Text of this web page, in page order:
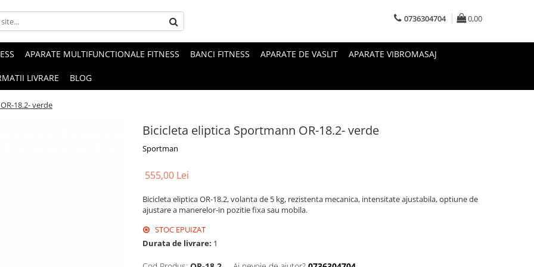
0736304704 0,00
APARATE MULTIFUNCTIONALE FITNESS BANCI FITNESS APARATE DE VASLIT APARATE VIBROMASAJ
LIVRARE BLOG
18.2- verde
Bicicleta eliptica Sportmann OR-18.2- verde
Sportman
555,00 Lei
Bicicleta eliptica OR-18.2, volanta de 5 kg, rezistenta mecanica, intensitate ajustabila, optiune de
ajustare a manerelor-in pozitie fixa sau mobila.
STOC EPUIZAT
Durata de livrare: 1